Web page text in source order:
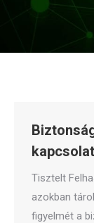
Tisztelt
azokban
figyelmét a